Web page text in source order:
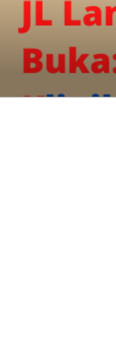
content